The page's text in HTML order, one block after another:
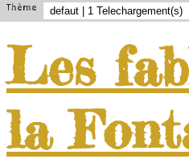
Thème
Les
la